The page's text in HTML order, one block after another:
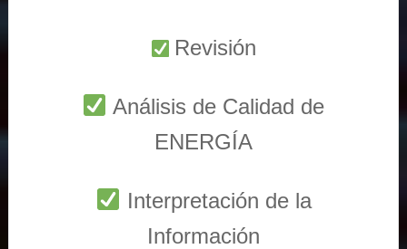
Revisión
Análisis de Calidad de
ENERGÍA
Interpretación de la
Información